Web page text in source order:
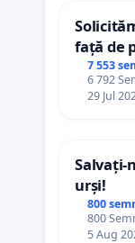
față de
7 553
6 792
29 Jul
Salvați-
urși!
800
800
5 Aug